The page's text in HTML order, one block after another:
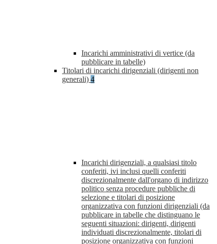
Incarichi amministrativi di vertice (da
pubblicare in tabelle)
Titolari di incarichi dirigenziali (dirigenti non
generali) 4
Incarichi dirigenziali, a qualsiasi titolo
conferiti, ivi inclusi quelli conferiti
discrezionalmente dall'organo di indirizzo
politico senza procedure pubbliche di
selezione e titolari di posizione
organizzativa con funzioni dirigenziali (da
pubblicare in tabelle che distinguano le
seguenti situazioni: dirigenti, dirigenti
individuati discrezionalmente, titolari di
posizione organizzativa con funzioni